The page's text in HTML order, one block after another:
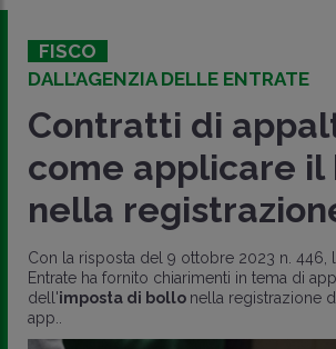
FISCO
DALL’AGENZIA DELLE ENTRATE
Contratti di
come applicare il
nella
Con la risposta del 9 ottobre 2023 n. 446,
Entrate ha fornito chiarimenti in tema di
dell'imposta di bollo nella registrazione
app..